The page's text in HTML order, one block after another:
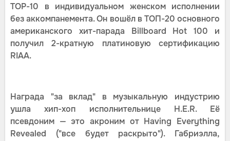
ТОР-10 в индивидуальном женском исполнении
без аккомпанемента. Он вошёл в ТОП-20 основного
американского хит-парада Billboard Hot 100 и
получил 2-кратную платиновую сертификацию
RIAA.
Награда "за вклад" в музыкальную индустрию
ушла хип-хоп исполнительнице H.E.R. Её
псевдоним — это акроним от Having Everything
Revealed ("все будет раскрыто"). Габриэлла,